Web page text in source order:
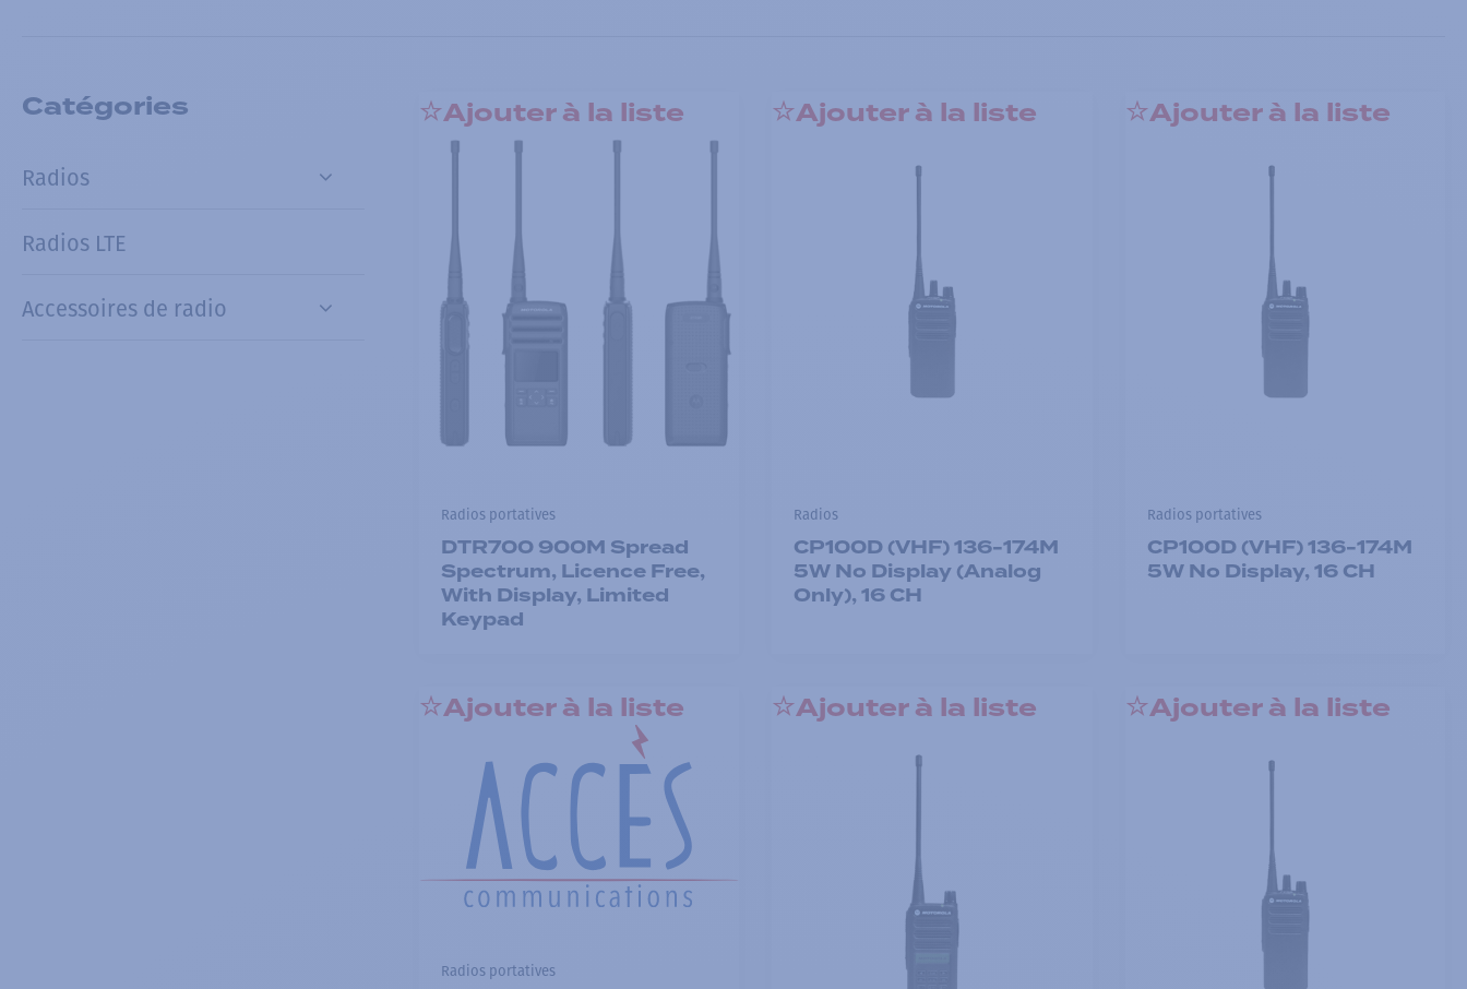
Catégories
Radios
Radios LTE
Accessoires de radio
Ajouter à la liste
Radios portatives
DTR700 900M Spread
Spectrum, Licence Free,
With Display, Limited
Keypad
Ajouter à la liste
Radios
CP100D (VHF) 136-174M
5W No Display (Analog
Only), 16 CH
Ajouter à la liste
Radios portatives
CP100D (VHF) 136-174M
5W No Display, 16 CH
Ajouter à la liste
Radios portatives
Ajouter à la liste Ajouter à la liste